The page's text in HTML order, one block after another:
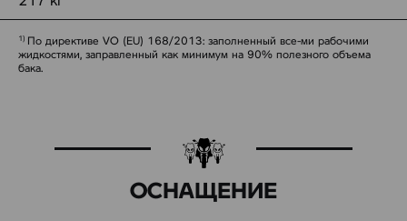
По директиве VO (EU) 168/2013: заполненный все-ми рабочими
жидкостями, заправленный как минимум на 90% полезного объема
бака.
ОСНАЩЕНИЕ